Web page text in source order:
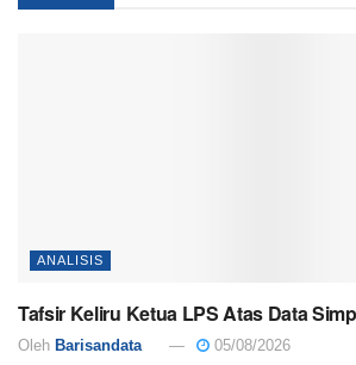
ANALISIS
Tafsir Keliru Ketua LPS Atas Data
Oleh Barisandata 05/08/2026